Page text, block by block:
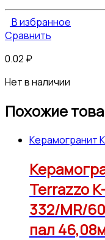
В избранное
Сравнить
0.02 ₽
Нет в наличии
Похожие
Керамогранит
Terrazzo
332/MR/
пал